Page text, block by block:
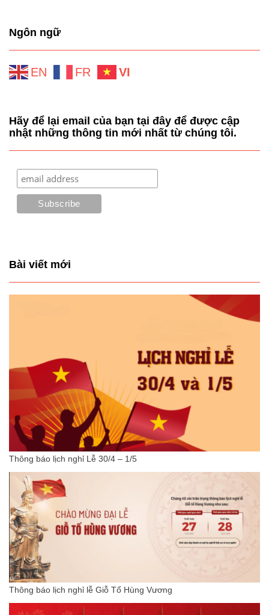
Ngôn ngữ
EN FR VI
Hãy để lại email của bạn tại đây để được cập
nhật những thông tin mới nhất từ chúng tôi.
Bài viết mới
Thông báo lịch nghỉ Lễ 30/4 – 1/5
Thông báo lịch nghỉ lễ Giỗ Tổ Hùng Vương